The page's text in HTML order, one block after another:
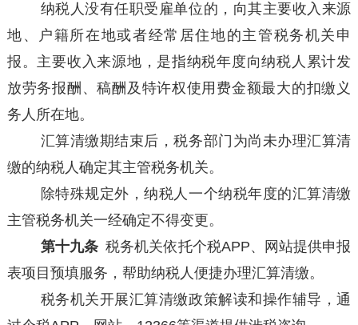
纳税人没有任职受雇单位的，向其主要收入来源
地、户籍所在地或者经常居住地的主管税务机关申
报。主要收入来源地，是指纳税年度向纳税人累计发
放劳务报酬、稿酬及特许权使用费金额最大的扣缴义
务人所在地。
汇算清缴期结束后，税务部门为尚未办理汇算清
缴的纳税人确定其主管税务机关。
除特殊规定外，纳税人一个纳税年度的汇算清缴
主管税务机关一经确定不得变更。
第十九条 税务机关依托个税APP、网站提供申报
表项目预填服务，帮助纳税人便捷办理汇算清缴。
税务机关开展汇算清缴政策解读和操作辅导，通